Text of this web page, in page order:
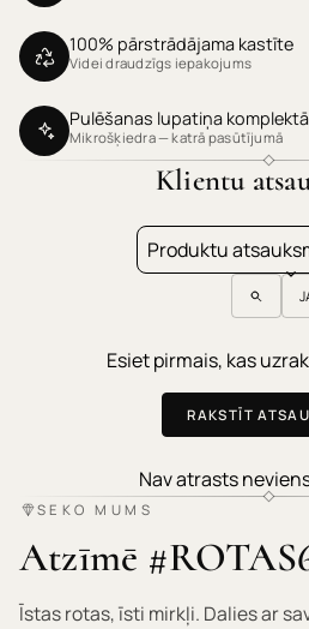
100% pārstrādājama kastīte
Videi draudzīgs iepakojums
Pulēšanas lupatiņa komplektā
Mikrošķiedra — katrā pasūtījumā
Klientu
Produktu
Sort
Esiet pirmais, kas
RAKSTĪT
Nav atrasts
SEKO MUMS
Atzīmē
Īstas rotas, īsti mirkļi. Dalies ar